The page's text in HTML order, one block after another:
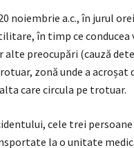
noiembrie a.c., în jurul
în timp ce conducea
alte preocupări (cauză
zonă unde a acroșat
care circula pe trotuar.
cele trei
la o unitate